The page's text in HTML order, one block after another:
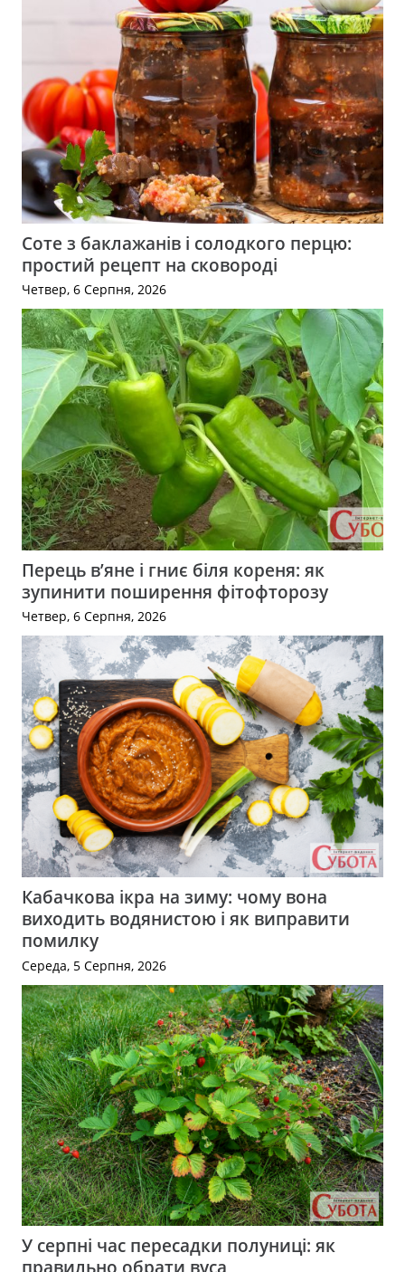
Соте з баклажанів і солодкого перцю:
простий рецепт на сковороді
Четвер, 6 Серпня, 2026
Перець в’яне і гниє біля кореня: як
зупинити поширення фітофторозу
Четвер, 6 Серпня, 2026
Кабачкова ікра на зиму: чому вона
виходить водянистою і як виправити
помилку
Середа, 5 Серпня, 2026
У серпні час пересадки полуниці: як
правильно обрати вуса